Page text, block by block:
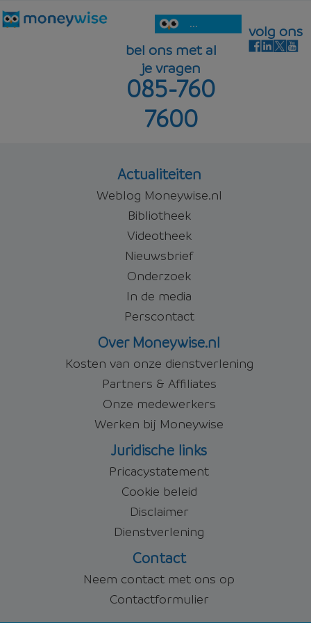
...
bel ons met al
je vragen
085-760
7600
volg ons
Actualiteiten
Weblog Moneywise.nl
Bibliotheek
Videotheek
Nieuwsbrief
Onderzoek
In de media
Perscontact
Over Moneywise.nl
Kosten van onze dienstverlening
Partners & Affiliates
Onze medewerkers
Werken bij Moneywise
Juridische links
Pricacystatement
Cookie beleid
Disclaimer
Dienstverlening
Contact
Neem contact met ons op
Contactformulier